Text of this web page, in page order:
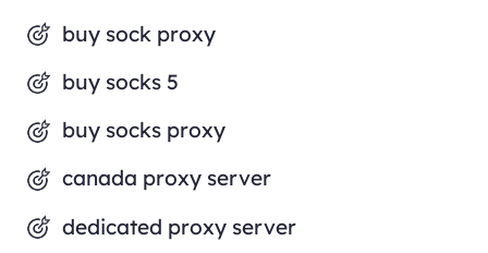
buy sock proxy
buy socks 5
buy socks proxy
canada proxy server
dedicated proxy server